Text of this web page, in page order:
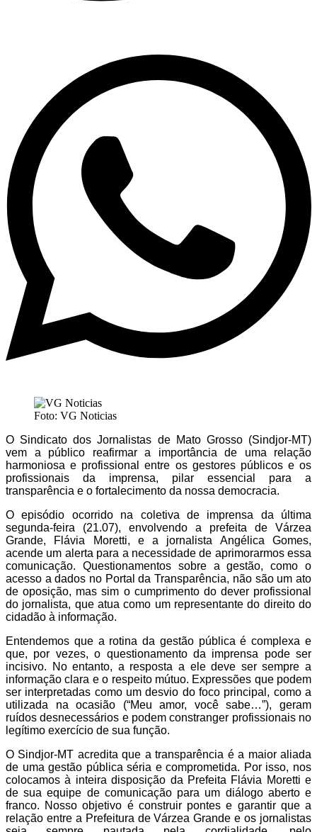
Foto: VG Noticias
O Sindicato dos Jornalistas de Mato Grosso (Sindjor-MT)
vem a público reafirmar a importância de uma relação
harmoniosa e profissional entre os gestores públicos e os
profissionais da imprensa, pilar essencial para a
transparência e o fortalecimento da nossa democracia.
O episódio ocorrido na coletiva de imprensa da última
segunda-feira (21.07), envolvendo a prefeita de Várzea
Grande, Flávia Moretti, e a jornalista Angélica Gomes,
acende um alerta para a necessidade de aprimorarmos essa
comunicação. Questionamentos sobre a gestão, como o
acesso a dados no Portal da Transparência, não são um ato
de oposição, mas sim o cumprimento do dever profissional
do jornalista, que atua como um representante do direito do
cidadão à informação.
Entendemos que a rotina da gestão pública é complexa e
que, por vezes, o questionamento da imprensa pode ser
incisivo. No entanto, a resposta a ele deve ser sempre a
informação clara e o respeito mútuo. Expressões que podem
ser interpretadas como um desvio do foco principal, como a
utilizada na ocasião (“Meu amor, você sabe…”), geram
ruídos desnecessários e podem constranger profissionais no
legítimo exercício de sua função.
O Sindjor-MT acredita que a transparência é a maior aliada
de uma gestão pública séria e comprometida. Por isso, nos
colocamos à inteira disposição da Prefeita Flávia Moretti e
de sua equipe de comunicação para um diálogo aberto e
franco. Nosso objetivo é construir pontes e garantir que a
relação entre a Prefeitura de Várzea Grande e os jornalistas